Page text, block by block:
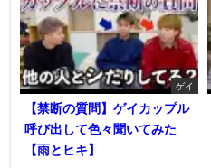
ゲイ
【禁断の質問】ゲイカップル
呼び出して色々聞いてみた
【雨とヒキ】